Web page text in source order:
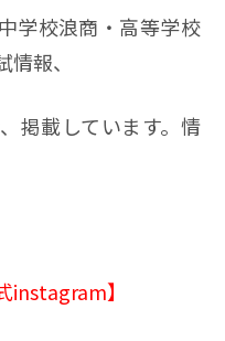
学校浪商・高等学校
報、
掲載しています。情
】